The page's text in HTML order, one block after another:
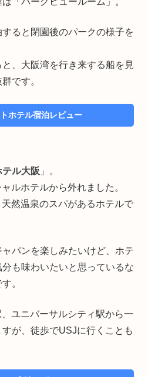
ると閉園後のパークの様子を
、大阪湾を行き来する船を見
です。
ホテル宿泊レビュー
テル大阪 」。
ルホテルから外れました。
然温泉のスパがあるホテルで
パンを楽しみたいけど、ホテ
も味わいたいと思っているな
。
ユニバーサルシティ駅から一
が、徒歩でUSJに行くことも